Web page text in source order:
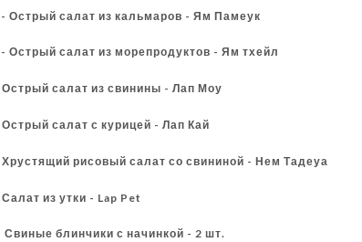
Острый салат из кальмаров - Ям Памеук
- Острый салат из морепродуктов - Ям тхейл
Острый салат из свинины - Лап Моу
Острый салат с курицей - Лап Кай
Хрустящий рисовый салат со свининой - Нем Тадеуа
из утки - Lap Pet
Свиные блинчики с начинкой - 2 шт.